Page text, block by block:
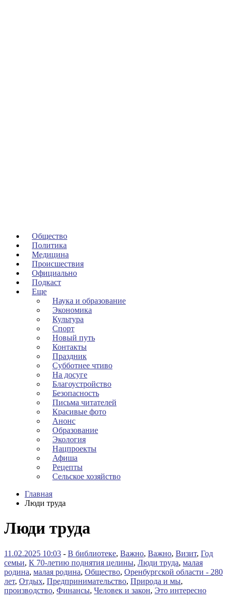
Общество
Политика
Медицина
Происшествия
Официально
Подкаст
Еще
Наука и образование
Экономика
Культура
Спорт
Новый путь
Контакты
Праздник
Субботнее чтиво
На досуге
Благоустройство
Безопасность
Письма читателей
Красивые фото
Анонс
Образование
Экология
Нацпроекты
Афиша
Рецепты
Сельское хозяйство
Главная
Люди труда
Люди труда
11.02.2025 10:03 - В библиотеке, Важно, Важно, Визит, Год
семьи, К 70-летию поднятия целины, Люди труда, малая
родина, малая родина, Общество, Оренбургской области - 280
лет, Отдых, Предпринимательство, Природа и мы,
производство, Финансы, Человек и закон, Это интересно